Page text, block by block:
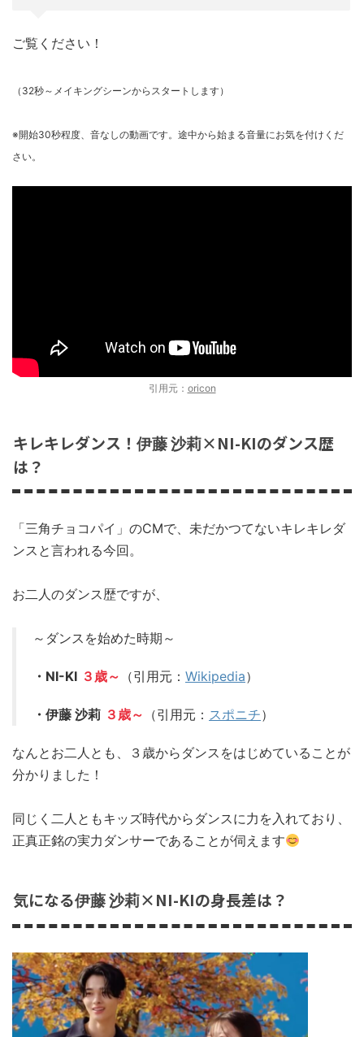
ご覧ください！
（32秒～メイキングシーンからスタートします）
※開始30秒程度、音なしの動画です。途中から始まる音量にお気を付けくだ
さい。
引用元： oricon
キレキレダンス！ 伊藤 沙莉×NI-KIのダンス歴
は？
「三角チョコパイ」のCMで、未だかつてないキレキレダ
ンスと言われる今回。
お二人のダンス歴ですが、
～ダンスを始めた時期～
・NI-KI ３歳～ （引用元： Wikipedia）
・伊藤 沙莉 ３歳～ （引用元： スポニチ）
なんとお二人とも、３歳からダンスをはじめていることが
分かりました！
同じく二人ともキッズ時代からダンスに力を入れており、
正真正銘の実力ダンサーであることが伺えます
気になる伊藤 沙莉×NI-KIの身長差は？